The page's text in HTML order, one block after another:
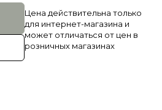
Цена действительна только
для интернет-магазина и
может отличаться от цен в
розничных магазинах